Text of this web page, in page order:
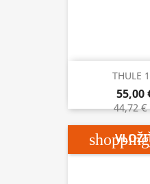
THULE
55,00
44,72 €